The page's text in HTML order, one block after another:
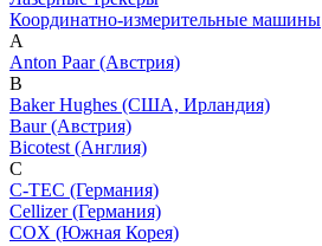
Координатно-измерительные машины
A
Anton Paar (Австрия)
B
Baker Hughes (США, Ирландия)
Baur (Австрия)
Bicotest (Англия)
C
C-TEC (Германия)
Cellizer (Германия)
COX (Южная Корея)